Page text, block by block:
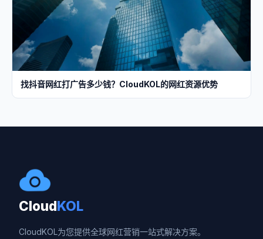
找抖音网红打广告多少钱？CloudKOL的网红资源优势
CloudKOL
CloudKOL为您提供全球网红营销一站式解决方案。